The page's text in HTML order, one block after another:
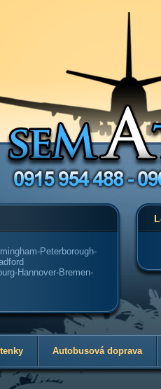
Peterborough-
Hannover-Bremen-
Autobusová doprava